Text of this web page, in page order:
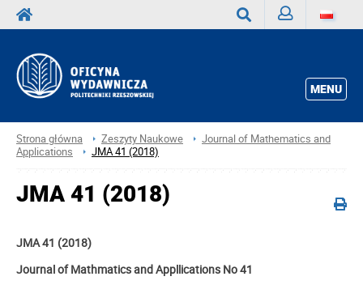
MENU
Strona główna Zeszyty Naukowe
Journal of Mathematics and
Applications
JMA 41 (2018)
JMA 41 (2018)
JMA 41 (2018)
Journal of Mathmatics and Appllications No 41